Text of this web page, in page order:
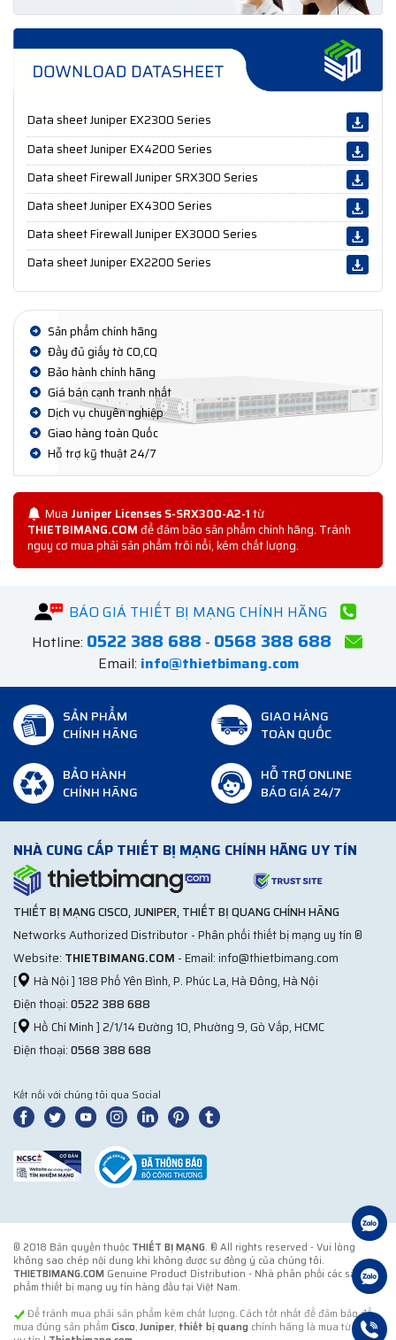
Data sheet Juniper EX2300 Series
Data sheet Juniper EX4200 Series
Data sheet Firewall Juniper SRX300 Series
Data sheet Juniper EX4300 Series
Data sheet Firewall Juniper EX3000 Series
Data sheet Juniper EX2200 Series
Sản phẩm chính hãng
Đầy đủ giấy tờ CO,CQ
Bảo hành chính hãng
Giá bán cạnh tranh nhất
Dịch vụ chuyên nghiệp
Giao hàng toàn Quốc
Hỗ trợ kỹ thuật 24/7
Mua Juniper Licenses S-SRX300-A2-1từ
THIETBIMANG.COMđể đảm bảo sản phẩm chính hãng. Tránh
nguy cơ mua phải sản phẩm trôi nổi, kém chất lượng.
BÁO GIÁ THIẾT BỊ MẠNG CHÍNH HÃNG
Hotline: 0522 388 688 - 0568 388 688
Email: info@thietbimang.com
SẢN PHẨM
CHÍNH HÃNG
GIAO HÀNG
TOÀN QUỐC
BẢO HÀNH
CHÍNH HÃNG
HỖ TRỢ ONLINE
BÁO GIÁ 24/7
NHÀ CUNG CẤP THIẾT BỊ MẠNG CHÍNH HÃNG UY TÍN
THIẾT BỊ MẠNG CISCO, JUNIPER, THIẾT BỊ QUANG CHÍNH HÃNG
Networks Authorized Distributor - Phân phối thiết bị mạng uy tín ®
Website: THIETBIMANG.COM - Email: info@thietbimang.com
[
Hà Nội ] 188 Phố Yên Bình, P. Phúc La, Hà Đông, Hà Nội
Điện thoại:0522 388 688
[
Hồ Chí Minh ] 2/1/14 Đường 10, Phường 9, Gò Vấp, HCMC
Điện thoại:0568 388 688
Kết nối với chúng tôi qua Social
© 2018 Bản quyền thuộc THIẾT BỊ MẠNG. ® All rights reserved - Vui lòng
không sao chép nội dung khi không được sự đồng ý của chúng tôi.
THIETBIMANG.COM Genuine Product Distribution - Nhà phân phối các sản
phẩm thiết bị mạng uy tín hàng đầu tại Việt Nam.
Để tránh mua phải sản phẩm kém chất lượng. Cách tốt nhất để đảm bảo để
mua đúng sản phẩm Cisco,Juniper, thiết bị quang chính hãng là mua từ đơn vị